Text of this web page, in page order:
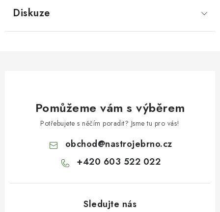
Diskuze
Pomůžeme vám s výběrem
Potřebujete s něčím poradit? Jsme tu pro vás!
obchod@nastrojebrno.cz
+420 603 522 022